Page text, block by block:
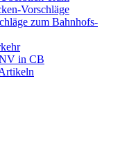
Vorschläge
zum Bahnhofs-
in CB